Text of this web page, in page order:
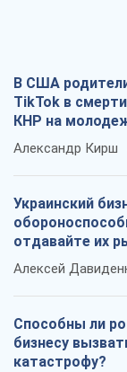
В США
TikTok в
КНР на
Александр Кирш
Украинский
отдавайте их
Алексей
Способны ли
бизнесу
катастрофу?